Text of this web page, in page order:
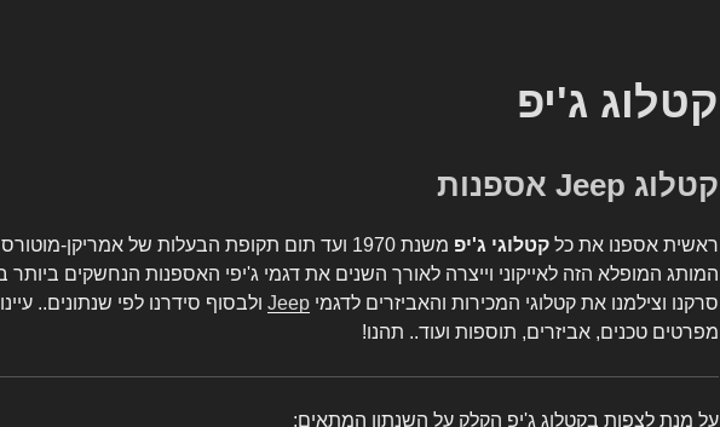
קטלוג ג'יפ
קטלוג Jeep אספנות
ראשית אספנו את כל קטלוגי ג'יפ
משנת 1970 ועד תום תקופת הבעלות של אמריקן-
המותג המופלא הזה לאייקוני וייצרה לאורך השנים את דגמי ג'יפי האספנות הנחשקים
סרקנו וצילמנו את קטלוגי המכירות והאביזרים לדגמי Jeep ולבסוף סידרנו לפי שנתונים..
מפרטים טכנים, אביזרים, תוספות ועוד.. תהנו!
על מנת לצפות בקטלוג ג'יפ הקלק על השנתון המתאים: